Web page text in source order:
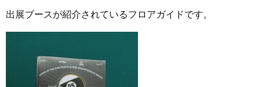
出展ブースが紹介されているフロアガイドです。